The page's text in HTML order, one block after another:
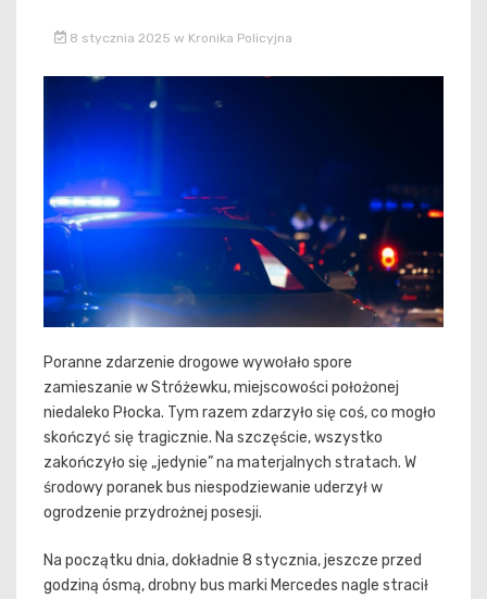
8 stycznia 2025 w Kronika Policyjna
Poranne zdarzenie drogowe wywołało spore
zamieszanie w Stróżewku, miejscowości położonej
niedaleko Płocka. Tym razem zdarzyło się coś, co mogło
skończyć się tragicznie. Na szczęście, wszystko
zakończyło się „jedynie” na materjalnych stratach. W
środowy poranek bus niespodziewanie uderzył w
ogrodzenie przydrożnej posesji.
Na początku dnia, dokładnie 8 stycznia, jeszcze przed
godziną ósmą, drobny bus marki Mercedes nagle stracił